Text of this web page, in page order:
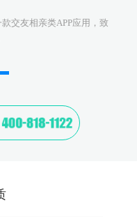
交友相亲类APP应用，致